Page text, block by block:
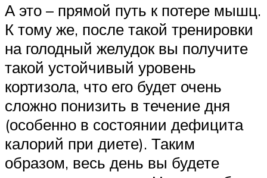
А это – прямой путь к потере мышц.
К тому же, после такой тренировки
на голодный желудок вы получите
такой устойчивый уровень
кортизола, что его будет очень
сложно понизить в течение дня
(особенно в состоянии дефицита
калорий при диете). Таким
образом, весь день вы будете